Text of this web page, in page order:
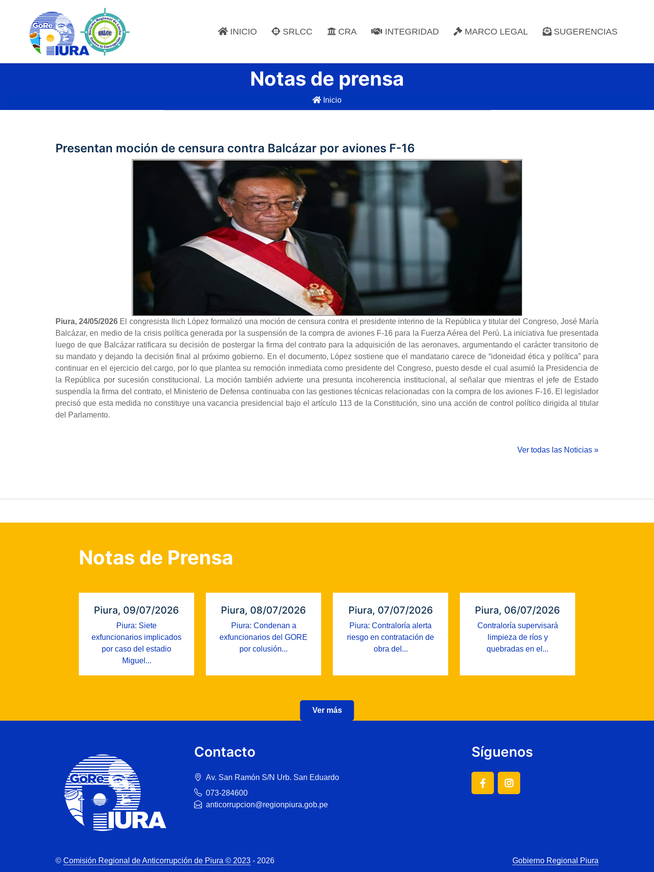
INICIO SRLCC CRA INTEGRIDAD MARCO LEGAL SUGERENCIAS
Notas de prensa
Inicio
Presentan moción de censura contra Balcázar por aviones F-16
Piura, 24/05/2026 El congresista Ilich López formalizó una moción de censura contra el presidente interino de la República y titular del Congreso, José María
Balcázar, en medio de la crisis política generada por la suspensión de la compra de aviones F-16 para la Fuerza Aérea del Perú. La iniciativa fue presentada
luego de que Balcázar ratificara su decisión de postergar la firma del contrato para la adquisición de las aeronaves, argumentando el carácter transitorio de
su mandato y dejando la decisión final al próximo gobierno. En el documento, López sostiene que el mandatario carece de “idoneidad ética y política” para
continuar en el ejercicio del cargo, por lo que plantea su remoción inmediata como presidente del Congreso, puesto desde el cual asumió la Presidencia de
la República por sucesión constitucional. La moción también advierte una presunta incoherencia institucional, al señalar que mientras el jefe de Estado
suspendía la firma del contrato, el Ministerio de Defensa continuaba con las gestiones técnicas relacionadas con la compra de los aviones F-16. El legislador
precisó que esta medida no constituye una vacancia presidencial bajo el artículo 113 de la Constitución, sino una acción de control político dirigida al titular
del Parlamento.
Ver todas las Noticias »
Notas de Prensa
Piura, 09/07/2026
Piura: Siete
exfuncionarios implicados
por caso del estadio
Miguel...
Piura, 08/07/2026
Piura: Condenan a
exfuncionarios del GORE
por colusión...
Piura, 07/07/2026
Piura: Contraloría alerta
riesgo en contratación de
obra del...
Piura, 06/07/2026
Contraloría supervisará
limpieza de ríos y
quebradas en el...
Ver más
Contacto
Av. San Ramón S/N Urb. San Eduardo
073-284600
anticorrupcion@regionpiura.gob.pe
Síguenos
© Comisión Regional de Anticorrupción de Piura © 2023 - 2026 Gobierno Regional Piura